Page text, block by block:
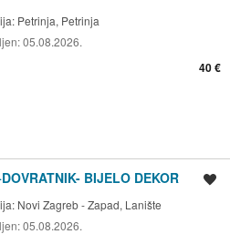
Petrinja, Petrinja
05.08.2026.
40 €
BIJELO DEKOR
Novi Zagreb - Zapad, Lanište
05.08.2026.